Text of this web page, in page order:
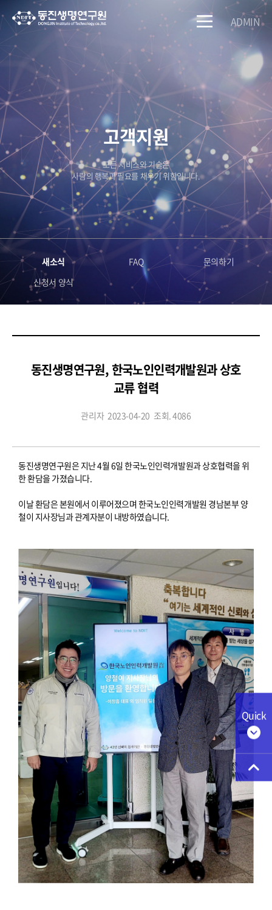
ADMIN
Quick
고객지원
모든 서비스와 기술은
사람의 행복과 필요를 채우기 위함입니다.
새소식 FAQ
문의하기
신청서 양식
동진생명연구원, 한국노인인력개발원과 상호
교류 협력
관리자 2023-04-20 조회. 4086
동진생명연구원은 지난 4월 6일 한국노인인력개발원과 상호협력을 위
한 환담을 가졌습니다.
이날 환담은 본원에서 이루어졌으며 한국노인인력개발원 경남본부 양
철이 지사장님과 관계자분이 내방하였습니다.